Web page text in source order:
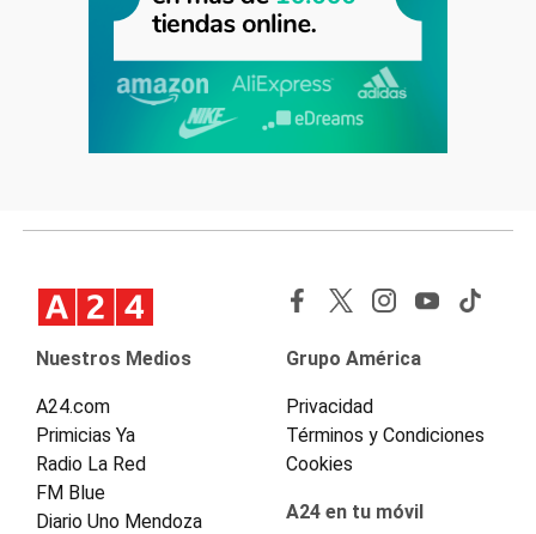
Nuestros Medios
A24.com
Primicias Ya
Radio La Red
FM Blue
Diario Uno Mendoza
Grupo América
Privacidad
Términos y Condiciones
Cookies
A24 en tu móvil